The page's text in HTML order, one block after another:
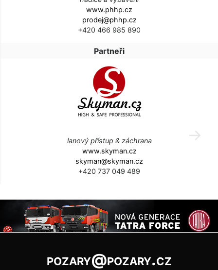
www.phhp.cz
prodej@phhp.cz
+420 466 985 890
Partneři
lanový přístup & záchrana
www.skyman.cz
skyman@skyman.cz
+420 737 049 489
pozary@pozary.cz